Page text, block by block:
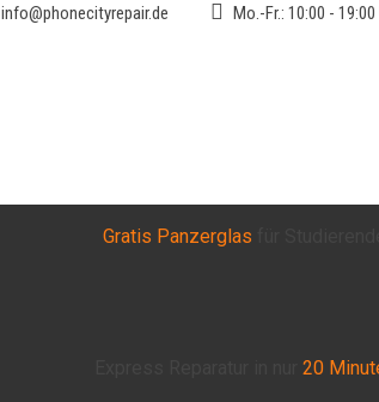
info@phonecityrepair.de Mo.-Fr.: 10:00 -
Gratis Panzerglas
20